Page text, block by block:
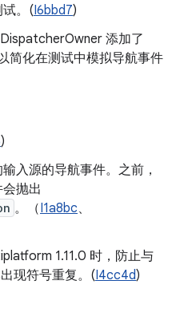
。(I6bbd7)
添加了
简化在测试中模拟导航事件
)
入源的导航事件。之前，
抛出
。（I1a8bc、
1.11.0 时，防止与
现符号重复。(I4cc4d)